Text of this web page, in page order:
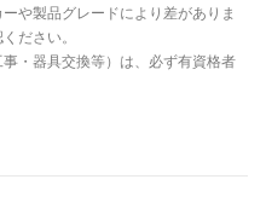
や製品グレードにより差がありま
ださい。
・器具交換等）は、必ず有資格者